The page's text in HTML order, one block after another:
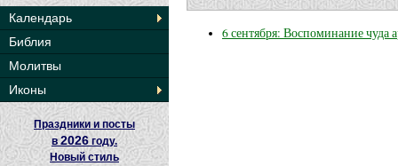
Календарь
Библия
Молитвы
Иконы
Праздники и посты
в2026 году.
Новый стиль
6 сентября: Воспоминание чуда